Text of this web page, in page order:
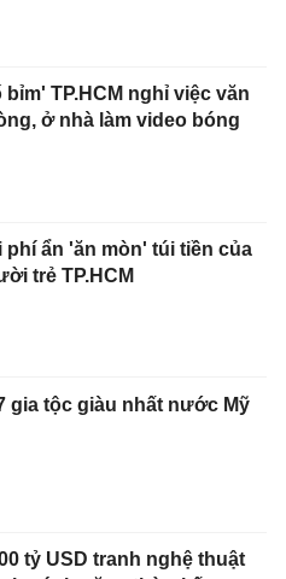
bỉm' TP.HCM nghỉ việc văn
ở nhà làm video bóng
phí ẩn 'ăn mòn' túi tiền của
trẻ TP.HCM
gia tộc giàu nhất nước Mỹ
tỷ USD tranh nghệ thuật